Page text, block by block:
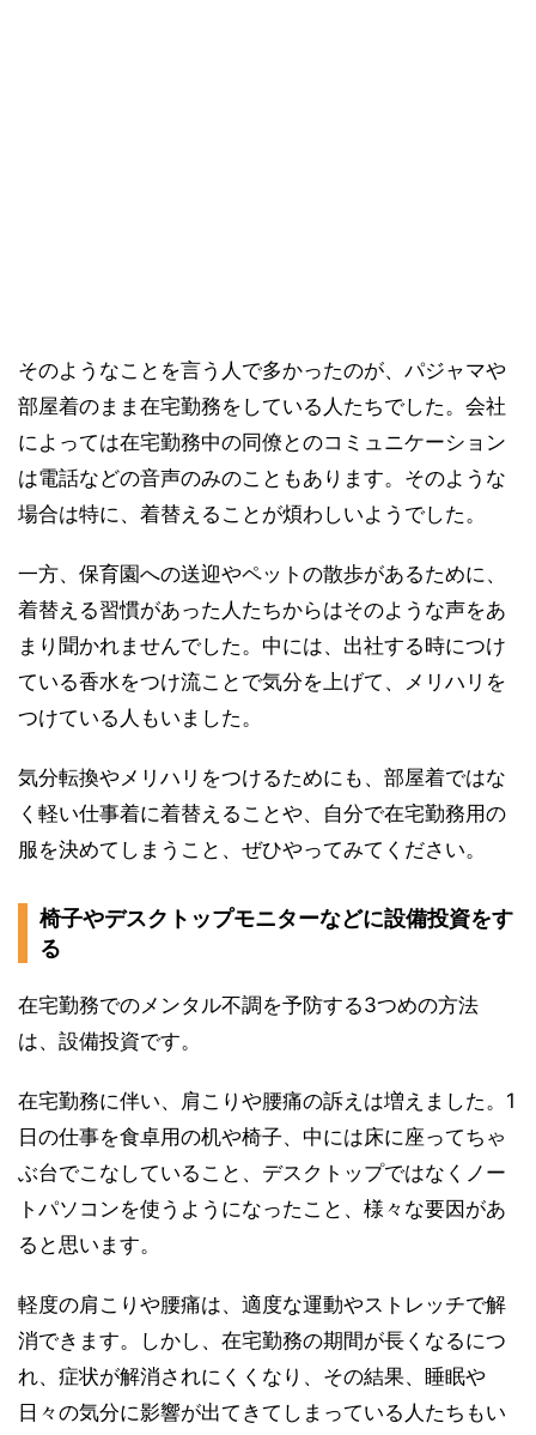
そのようなことを言う人で多かったのが、パジャマや
部屋着のまま在宅勤務をしている人たちでした。会社
によっては在宅勤務中の同僚とのコミュニケーション
は電話などの音声のみのこともあります。そのような
場合は特に、着替えることが煩わしいようでした。
一方、保育園への送迎やペットの散歩があるために、
着替える習慣があった人たちからはそのような声をあ
まり聞かれませんでした。中には、出社する時につけ
ている香水をつけ流ことで気分を上げて、メリハリを
つけている人もいました。
気分転換やメリハリをつけるためにも、部屋着ではな
く軽い仕事着に着替えることや、自分で在宅勤務用の
服を決めてしまうこと、ぜひやってみてください。
椅子やデスクトップモニターなどに設備投資をす
る
在宅勤務でのメンタル不調を予防する3つめの方法
は、設備投資です。
在宅勤務に伴い、肩こりや腰痛の訴えは増えました。1
日の仕事を食卓用の机や椅子、中には床に座ってちゃ
ぶ台でこなしていること、デスクトップではなくノー
トパソコンを使うようになったこと、様々な要因があ
ると思います。
軽度の肩こりや腰痛は、適度な運動やストレッチで解
消できます。しかし、在宅勤務の期間が長くなるにつ
れ、症状が解消されにくくなり、その結果、睡眠や
日々の気分に影響が出てきてしまっている人たちもい